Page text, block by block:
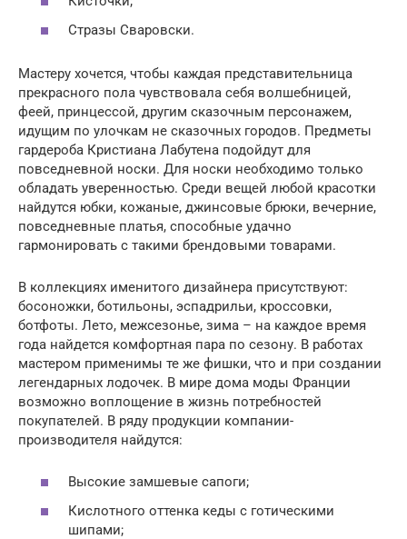
Стразы Сваровски.
Мастеру хочется, чтобы каждая представительница
прекрасного пола чувствовала себя волшебницей,
феей, принцессой, другим сказочным персонажем,
идущим по улочкам не сказочных городов. Предметы
гардероба Кристиана Лабутена подойдут для
повседневной носки. Для носки необходимо только
обладать уверенностью. Среди вещей любой красотки
найдутся юбки, кожаные, джинсовые брюки, вечерние,
повседневные платья, способные удачно
гармонировать с такими брендовыми товарами.
В коллекциях именитого дизайнера присутствуют:
босоножки, ботильоны, эспадрильи, кроссовки,
ботфоты. Лето, межсезонье, зима – на каждое время
года найдется комфортная пара по сезону. В работах
мастером применимы те же фишки, что и при создании
легендарных лодочек. В мире дома моды Франции
возможно воплощение в жизнь потребностей
покупателей. В ряду продукции компании-
производителя найдутся:
Высокие замшевые сапоги;
Кислотного оттенка кеды с готическими
шипами;